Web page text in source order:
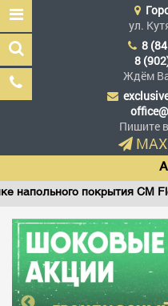
Эксклюзив
Мы сделали эксклюзив
доступным
ГЛАВНАЯ
ул.
8
8
Ждём
Пишите
MAX
покрытия CM Floor –